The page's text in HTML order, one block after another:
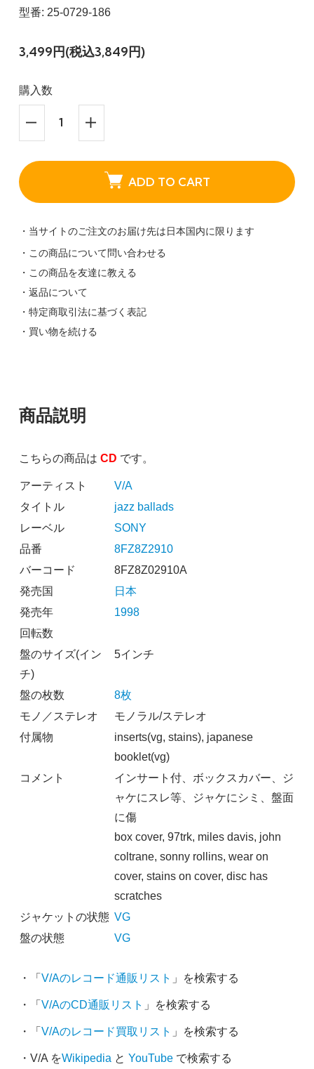
型番: 25-0729-186
3,499円(税込3,849円)
購入数
ADD TO CART
・当サイトのご注文のお届け先は日本国内に限ります
・この商品について問い合わせる
・この商品を友達に教える
・返品について
・特定商取引法に基づく表記
・買い物を続ける
商品説明
こちらの商品は CD です。
アーティスト
V/A
タイトル
jazz ballads
レーベル
SONY
品番
8FZ8Z2910
バーコード
8FZ8Z02910A
発売国
日本
発売年
1998
回転数
盤のサイズ(イン
チ)
5インチ
盤の枚数
8枚
モノ／ステレオ
モノラル/ステレオ
付属物
inserts(vg, stains), japanese
booklet(vg)
コメント
インサート付、ボックスカバー、ジ
ャケにスレ等、ジャケにシミ、盤面
に傷
box cover, 97trk, miles davis, john
coltrane, sonny rollins, wear on
cover, stains on cover, disc has
scratches
ジャケットの状態 VG
盤の状態
VG
・「 V/Aのレコード通販リスト 」を検索する
・「 V/AのCD通販リスト 」を検索する
・「 V/Aのレコード買取リスト 」を検索する
・V/A をWikipedia と YouTubeで検索する